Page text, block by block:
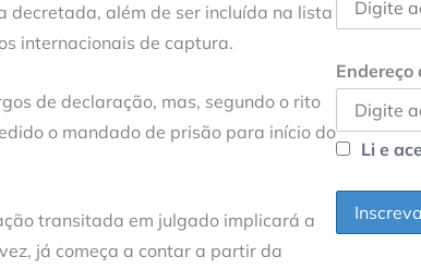
além de ser incluída na lista
internacionais de captura.
de declaração, mas, segundo o rito
o mandado de prisão para início do
transitada em julgado implicará a
já começa a contar a partir da
Endereço
Li e